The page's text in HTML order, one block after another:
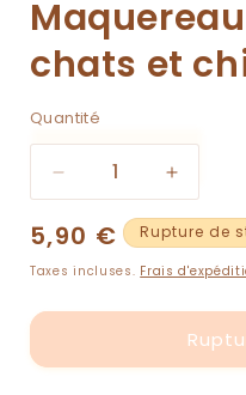
chats et
Quantité
Quantité
Réduire
la
quantité
Maquereau
cuit
la
quantité
cuit
pour
chats
Prix
habituel
5,90 € Rupture de
Taxes incluses. Frais